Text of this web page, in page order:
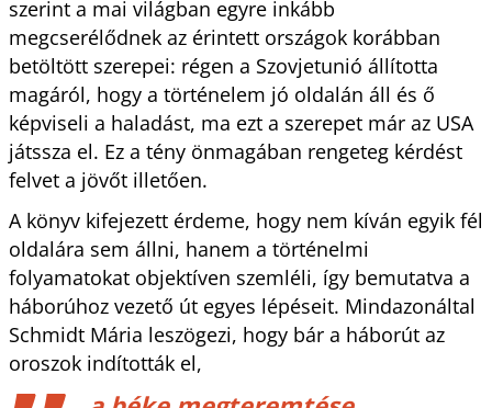
szerint a mai világban egyre inkább
megcserélődnek az érintett országok korábban
betöltött szerepei: régen a Szovjetunió állította
magáról, hogy a történelem jó oldalán áll és ő
képviseli a haladást, ma ezt a szerepet már az USA
játssza el. Ez a tény önmagában rengeteg kérdést
felvet a jövőt illetően.
A könyv kifejezett érdeme, hogy nem kíván egyik fél
oldalára sem állni, hanem a történelmi
folyamatokat objektíven szemléli, így bemutatva a
háborúhoz vezető út egyes lépéseit. Mindazonáltal
Schmidt Mária leszögezi, hogy bár a háborút az
oroszok indították el,